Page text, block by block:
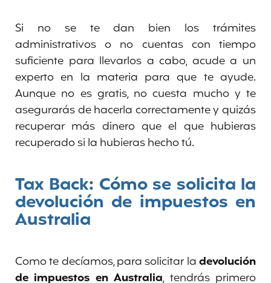
Si no se te dan bien los trámites
administrativos o no cuentas con tiempo
suficiente para llevarlos a cabo, acude a un
experto en la materia para que te ayude.
Aunque no es gratis, no cuesta mucho y te
asegurarás de hacerla correctamente y quizás
recuperar más dinero que el que hubieras
recuperado si la hubieras hecho tú.
Tax Back: Cómo se solicita la
devolución de impuestos en
Australia
Como te decíamos, para solicitar ladevolución
de impuestos en Australia, tendrás primero